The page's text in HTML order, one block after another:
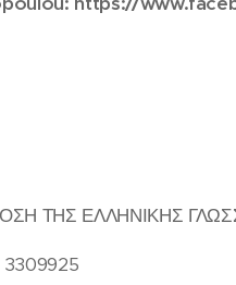
ΤΗΣ ΕΛΛΗΝΙΚΗΣ
3309925